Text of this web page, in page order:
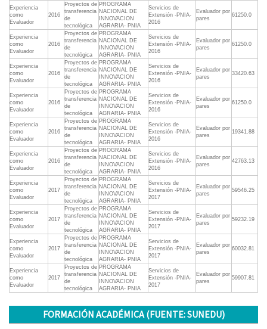
Experiencia
como
Evaluador
2016
Proyectos de
transferencia
de
tecnológica
PROGRAMA
NACIONAL DE
INNOVACION
AGRARIA- PNIA
Servicios de
Extensión -PNIA-
2016
Evaluador por
pares
61250.0
Experiencia
como
Evaluador
2016
Proyectos de
transferencia
de
tecnológica
PROGRAMA
NACIONAL DE
INNOVACION
AGRARIA- PNIA
Servicios de
Extensión -PNIA-
2016
Evaluador por
pares
61250.0
Experiencia
como
Evaluador
2016
Proyectos de
transferencia
de
tecnológica
PROGRAMA
NACIONAL DE
INNOVACION
AGRARIA- PNIA
Servicios de
Extensión -PNIA-
2016
Evaluador por
pares
33420.63
Experiencia
como
Evaluador
2016
Proyectos de
transferencia
de
tecnológica
PROGRAMA
NACIONAL DE
INNOVACION
AGRARIA- PNIA
Servicios de
Extensión -PNIA-
2016
Evaluador por
pares
61250.0
Experiencia
como
Evaluador
2016
Proyectos de
transferencia
de
tecnológica
PROGRAMA
NACIONAL DE
INNOVACION
AGRARIA- PNIA
Servicios de
Extensión -PNIA-
2016
Evaluador por
pares
19341.88
Experiencia
como
Evaluador
2016
Proyectos de
transferencia
de
tecnológica
PROGRAMA
NACIONAL DE
INNOVACION
AGRARIA- PNIA
Servicios de
Extensión -PNIA-
2016
Evaluador por
pares
42763.13
Experiencia
como
Evaluador
2017
Proyectos de
transferencia
de
tecnológica
PROGRAMA
NACIONAL DE
INNOVACION
AGRARIA- PNIA
Servicios de
Extensión -PNIA-
2017
Evaluador por
pares
59546.25
Experiencia
como
Evaluador
2017
Proyectos de
transferencia
de
tecnológica
PROGRAMA
NACIONAL DE
INNOVACION
AGRARIA- PNIA
Servicios de
Extensión -PNIA-
2017
Evaluador por
pares
59232.19
Experiencia
como
Evaluador
2017
Proyectos de
transferencia
de
tecnológica
PROGRAMA
NACIONAL DE
INNOVACION
AGRARIA- PNIA
Servicios de
Extensión -PNIA-
2017
Evaluador por
pares
60032.81
Experiencia
como
Evaluador
2017
Proyectos de
transferencia
de
tecnológica
PROGRAMA
NACIONAL DE
INNOVACION
AGRARIA- PNIA
Servicios de
Extensión -PNIA-
2017
Evaluador por
pares
59907.81
FORMACIÓN ACADÉMICA (FUENTE: SUNEDU)